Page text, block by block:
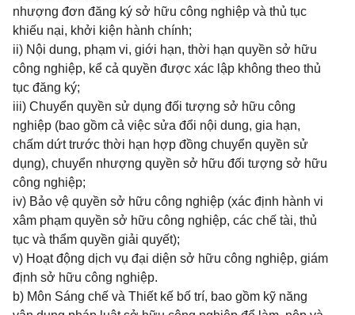
nhượng đơn đăng ký sở hữu công nghiệp và thủ tục
khiếu nại, khởi kiện hành chính;
ii) Nội dung, phạm vi, giới hạn, thời hạn quyền sở hữu
công nghiệp, kể cả quyền được xác lập không theo thủ
tục đăng ký;
iii) Chuyển quyền sử dụng đối tượng sở hữu công
nghiệp (bao gồm cả việc sửa đổi nội dung, gia hạn,
chấm dứt trước thời hạn hợp đồng chuyển quyền sử
dụng), chuyển nhượng quyền sở hữu đối tượng sở hữu
công nghiệp;
iv) Bảo vệ quyền sở hữu công nghiệp (xác định hành vi
xâm phạm quyền sở hữu công nghiệp, các chế tài, thủ
tục và thẩm quyền giải quyết);
v) Hoạt động dịch vụ đại diện sở hữu công nghiệp, giám
định sở hữu công nghiệp.
b) Môn Sáng chế và Thiết kế bố trí, bao gồm kỹ năng